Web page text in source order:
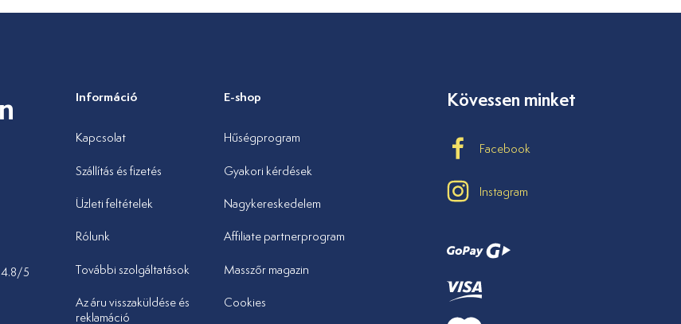
4.8/5
Információ
Kapcsolat
Szállítás és fizetés
Üzleti feltételek
Rólunk
További szolgáltatások
Az áru visszaküldése és
reklamáció
E-shop
Hűségprogram
Gyakori kérdések
Nagykereskedelem
Affiliate partnerprogram
Masszőr magazin
Cookies
Kövessen minket
Facebook
Instagram